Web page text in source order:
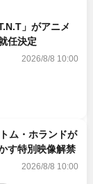
」がアニメ
任決定
2026/8/8 10:00
ム・ホランドが
す特別映像解禁
2026/8/8 10:00